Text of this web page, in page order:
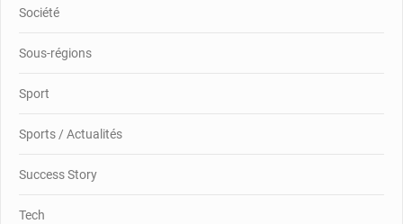
Société
Sous-régions
Sport
Sports / Actualités
Success Story
Tech